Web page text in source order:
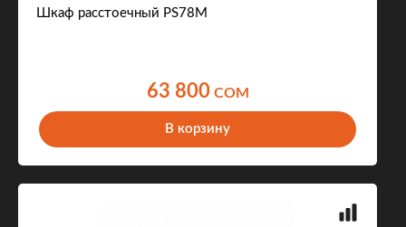
Шкаф расстоечный PS78M
63 800COM
В корзину